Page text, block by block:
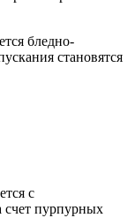
бледно-
становятся
с
счет пурпурных